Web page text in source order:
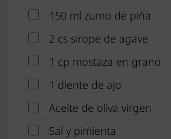
150 ml zumo de piña
2 cs sirope de agave
1 cp mostaza en grano
1 diente de ajo
Aceite de oliva virgen
Sal y pimienta